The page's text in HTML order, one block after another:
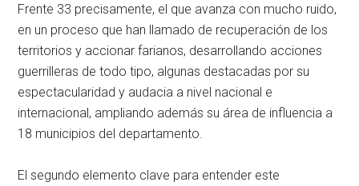
Frente 33 precisamente, el que avanza con mucho ruido,
en un proceso que han llamado de recuperación de los
territorios y accionar farianos, desarrollando acciones
guerrilleras de todo tipo, algunas destacadas por su
espectacularidad y audacia a nivel nacional e
internacional, ampliando además su área de influencia a
18 municipios del departamento.
El segundo elemento clave para entender este